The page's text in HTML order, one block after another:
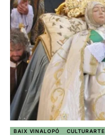
BAIX VINALOPÓ CULTURARTE